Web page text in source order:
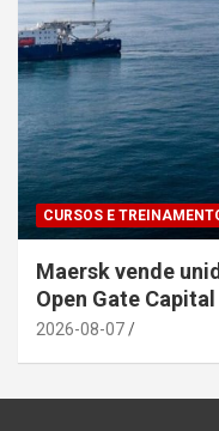
CURSOS E
Maersk vende
Open Gate
2026-08-07